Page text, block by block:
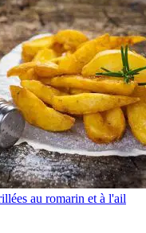
au romarin et à l'ail